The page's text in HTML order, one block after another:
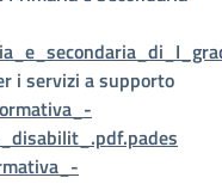
i servizi a supporto